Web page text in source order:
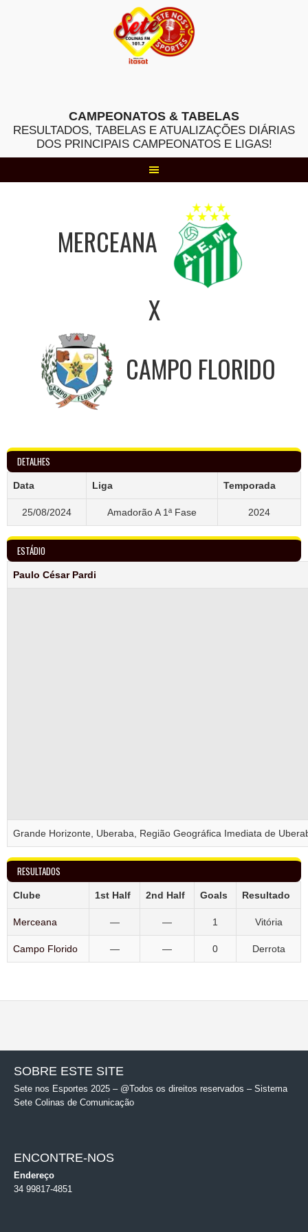
CAMPEONATOS & TABELAS
RESULTADOS, TABELAS E ATUALIZAÇÕES DIÁRIAS
DOS PRINCIPAIS CAMPEONATOS E LIGAS!
MERCEANA
X
CAMPO FLORIDO
DETALHES
Data Liga Temporada
25/08/2024 Amadorão A 1ª Fase 2024
ESTÁDIO
Paulo César Pardi
Grande Horizonte, Uberaba, Região Geográfica Imediata de
RESULTADOS
Clube 1st Half 2nd Half Goals Resultado
Merceana — — 1 Vitória
Campo Florido — — 0 Derrota
SOBRE ESTE SITE
Sete nos Esportes 2025 – @Todos os direitos reservados – Sistema
Sete Colinas de Comunicação
ENCONTRE-NOS
Endereço
34 99817-4851